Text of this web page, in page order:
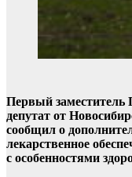
Первый заместитель
депутат от
сообщил о
лекарственное
с особенностями